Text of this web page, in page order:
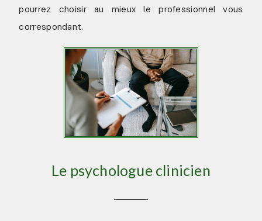
pourrez choisir au mieux le professionnel vous
correspondant.
Le psychologue clinicien